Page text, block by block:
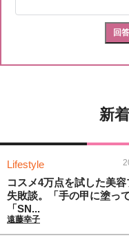
新
Lifestyle
コスメ4万点を試した美容
失敗談。「手の甲に塗っ
「SN...
遠藤幸子